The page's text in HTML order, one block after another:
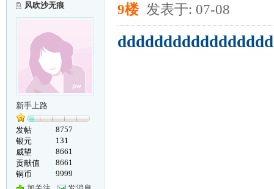
风吹沙无痕
新手上路
发帖
8757
银元
131
威望
8661
贡献值
8661
铜币
9999
9楼 发表于: 07-08